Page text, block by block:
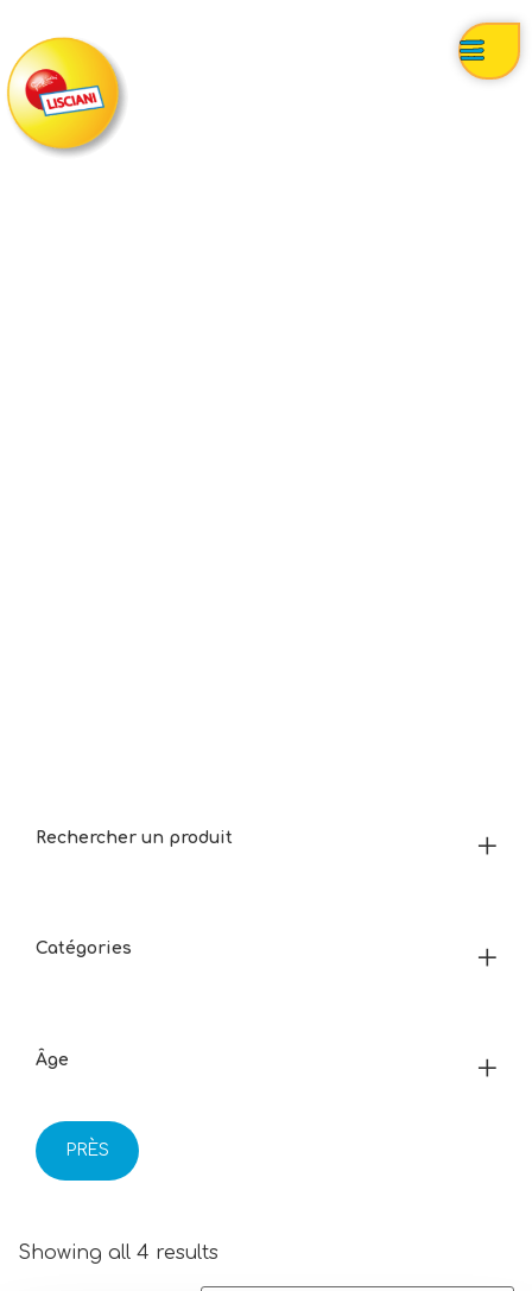
Rechercher un produit
Catégories
Âge
PRÈS
Showing all 4 results